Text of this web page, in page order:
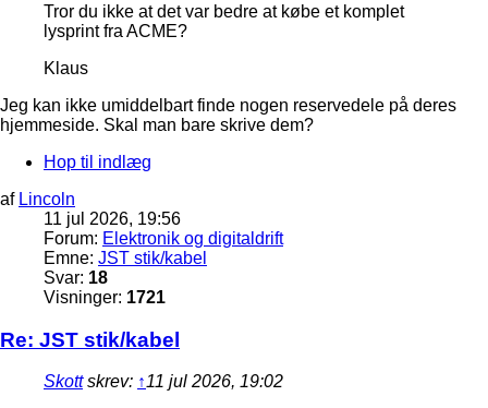
Tror du ikke at det var bedre at købe et komplet
lysprint fra ACME?
Klaus
Jeg kan ikke umiddelbart finde nogen reservedele på deres
hjemmeside. Skal man bare skrive dem?
Hop til indlæg
af Lincoln
11 jul 2026, 19:56
Forum: Elektronik og digitaldrift
Emne: JST stik/kabel
Svar: 18
Visninger: 1721
Re: JST stik/kabel
Skottskrev: ↑11 jul 2026, 19:02